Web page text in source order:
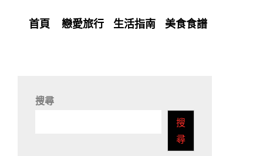
首頁 戀愛旅行 生活指南 美食食譜
搜尋
搜
尋